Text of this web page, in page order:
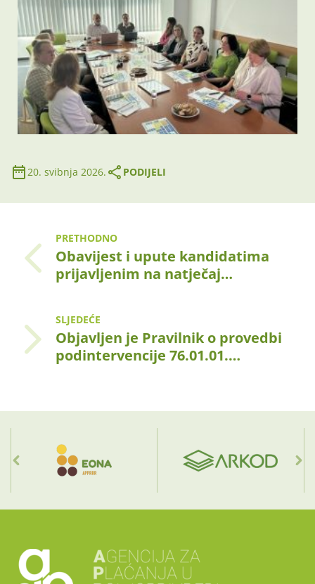
20. svibnja 2026. PODIJELI
PRETHODNO
Obavijest i upute kandidatima
prijavljenim na natječaj…
SLJEDEĆE
Objavljen je Pravilnik o provedbi
podintervencije 76.01.01.…